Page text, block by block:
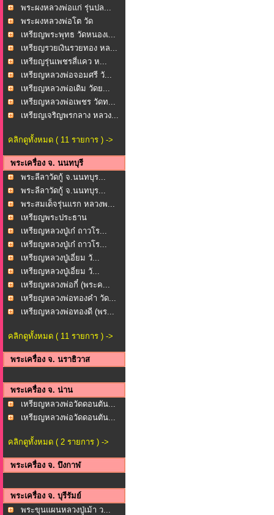
พระผงหลวงพ่อแก่ รุ่นปล...
พระผงหลวงพ่อโต วัด
มงคล...เหรียญพระพุทธ วัดหนองเ...
เหรียญรวยเงินรวยทอง หล...
เหรียญรุ่นเพชรสี่แคว ห...
เหรียญหลวงพ่อจอมศรี วั...
เหรียญหลวงพ่อเดิม วัดย...
เหรียญหลวงพ่อเพชร วัดท...
เหรียญเจริญพรกลาง หลวง...
คลิกดูทั้งหมด ( 11 รายการ ) ->
พระเครื่อง จ. นนทบุรี
พระลีลาวัดกู้ จ.นนทบุร...
พระลีลาวัดกู้ จ.นนทบุร...
พระสมเด็จรุ่นแรก หลวงพ...
เหรียญพระประธาน
พระพุทธ...
เหรียญหลวงปู่เก๋ ถาวโร...
เหรียญหลวงปู่เก๋ ถาวโร...
เหรียญหลวงปู่เอี่ยม วั...
เหรียญหลวงปู่เอี่ยม วั...
เหรียญหลวงพ่อกี๋ (พระค...
เหรียญหลวงพ่อทองคำ วัด...
เหรียญหลวงพ่อทองดี (พร...
คลิกดูทั้งหมด ( 11 รายการ ) ->
พระเครื่อง จ. นราธิวาส
พระเครื่อง จ. น่าน
เหรียญหลวงพ่อวัดดอนตัน...
เหรียญหลวงพ่อวัดดอนตัน...
คลิกดูทั้งหมด ( 2 รายการ ) ->
พระเครื่อง จ. บึงกาฬ
พระเครื่อง จ. บุรีรัมย์
พระขุนแผนหลวงปู่เม้า ว...